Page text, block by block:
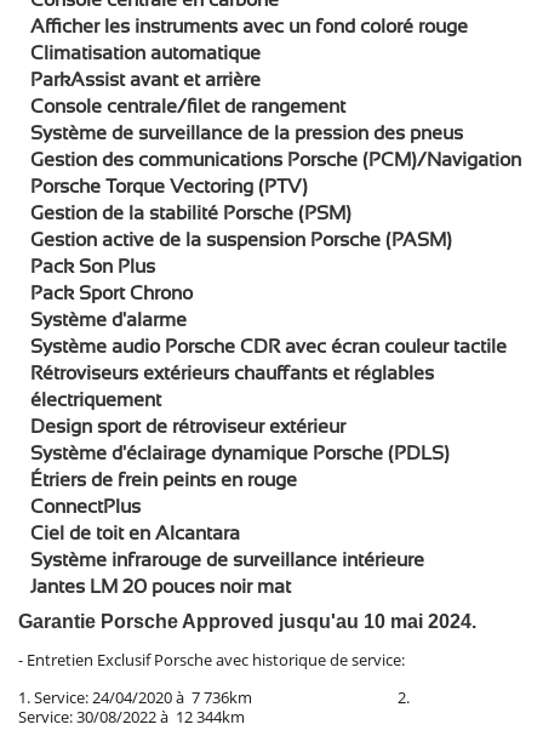
Afficher les instruments avec un fond coloré rouge
Climatisation automatique
ParkAssist avant et arrière
Console centrale/filet de rangement
Système de surveillance de la pression des pneus
Gestion des communications Porsche (PCM)/Navigation
Porsche Torque Vectoring (PTV)
Gestion de la stabilité Porsche (PSM)
Gestion active de la suspension Porsche (PASM)
Pack Son Plus
Pack Sport Chrono
Système d'alarme
Système audio Porsche CDR avec écran couleur tactile
Rétroviseurs extérieurs chauffants et réglables
électriquement
Design sport de rétroviseur extérieur
Système d'éclairage dynamique Porsche (PDLS)
Étriers de frein peints en rouge
ConnectPlus
Ciel de toit en Alcantara
Système infrarouge de surveillance intérieure
Jantes LM 20 pouces noir mat
Garantie Porsche Approved jusqu'au 10 mai 2024.
- Entretien Exclusif Porsche avec historique de service:
1. Service: 24/04/2020 à 7 736km 2.
Service: 30/08/2022 à 12 344km